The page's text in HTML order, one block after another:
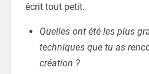
écrit tout petit.
Quelles ont été les plus
techniques que tu as
création ?